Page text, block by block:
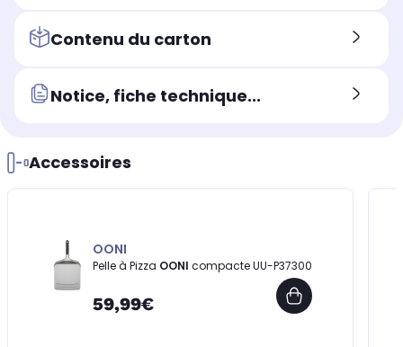
Contenu du carton
Notice, fiche technique...
Accessoires
OONI
Pelle à Pizza OONI compacte UU-P37300
59,99€